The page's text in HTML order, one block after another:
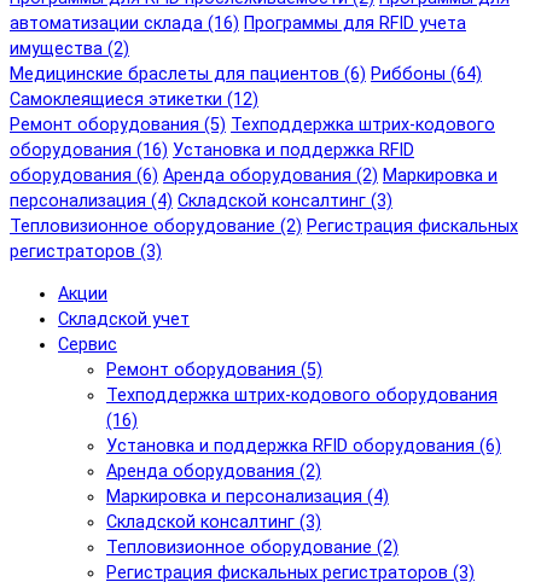
автоматизации склада (16) Программы для RFID учета
имущества (2)
Медицинские браслеты для пациентов (6) Риббоны (64)
Самоклеящиеся этикетки (12)
Ремонт оборудования (5) Техподдержка штрих-кодового
оборудования (16) Установка и поддержка RFID
оборудования (6) Аренда оборудования (2) Маркировка и
персонализация (4) Складской консалтинг (3)
Тепловизионное оборудование (2) Регистрация фискальных
регистраторов (3)
Акции
Складской учет
Сервис
Ремонт оборудования (5)
Техподдержка штрих-кодового оборудования
(16)
Установка и поддержка RFID оборудования (6)
Аренда оборудования (2)
Маркировка и персонализация (4)
Складской консалтинг (3)
Тепловизионное оборудование (2)
Регистрация фискальных регистраторов (3)